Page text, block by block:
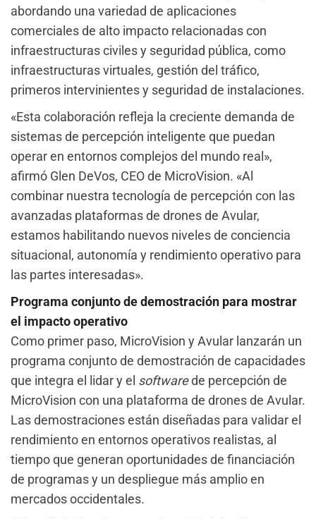
abordando una variedad de aplicaciones
comerciales de alto impacto relacionadas con
infraestructuras civiles y seguridad pública, como
infraestructuras virtuales, gestión del tráfico,
primeros intervinientes y seguridad de instalaciones.
«Esta colaboración refleja la creciente demanda de
sistemas de percepción inteligente que puedan
operar en entornos complejos del mundo real»,
afirmó Glen DeVos, CEO de MicroVision. «Al
combinar nuestra tecnología de percepción con las
avanzadas plataformas de drones de Avular,
estamos habilitando nuevos niveles de conciencia
situacional, autonomía y rendimiento operativo para
las partes interesadas».
Programa conjunto de demostración para mostrar
el impacto operativo
Como primer paso, MicroVision y Avular lanzarán un
programa conjunto de demostración de capacidades
que integra el lidar y el softwarede percepción de
MicroVision con una plataforma de drones de Avular.
Las demostraciones están diseñadas para validar el
rendimiento en entornos operativos realistas, al
tiempo que generan oportunidades de financiación
de programas y un despliegue más amplio en
mercados occidentales.